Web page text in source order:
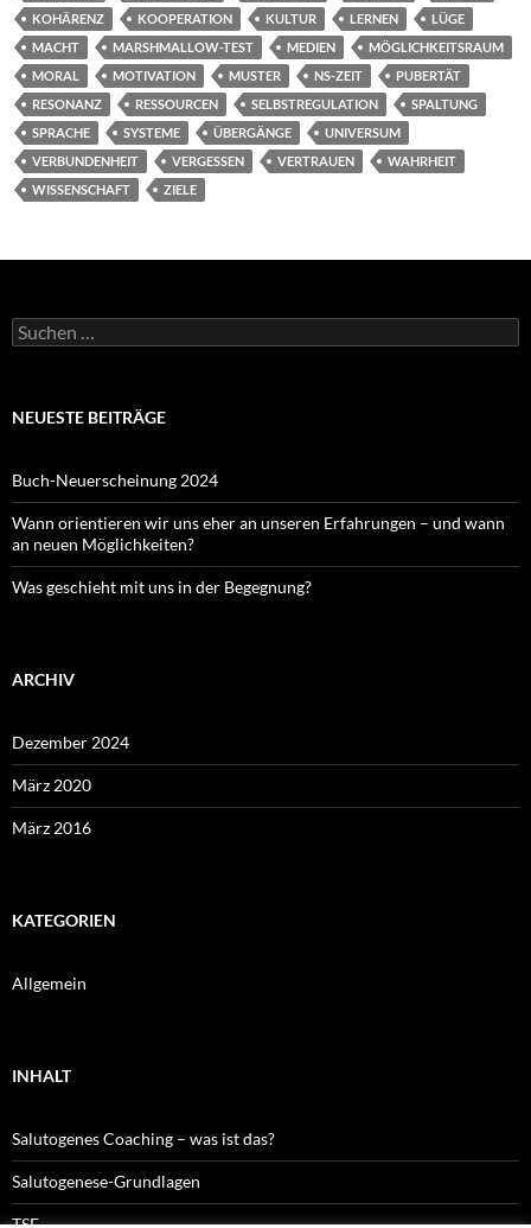
KOHÄRENZ
KOOPERATION KULTUR LERNEN
LÜGE
MACHT
MARSHMALLOW-TEST MEDIEN
MÖGLICHKEITSRAUM
MORAL
MOTIVATION MUSTER NS-ZEIT
PUBERTÄT
RESONANZ
RESSOURCEN SELBSTREGULATION
SPALTUNG
SPRACHE
SYSTEME ÜBERGÄNGE
UNIVERSUM
VERBUNDENHEIT
VERGESSEN VERTRAUEN
WAHRHEIT
WISSENSCHAFT
ZIELE
Suchen
nach:
NEUESTE BEITRÄGE
Buch-Neuerscheinung 2024
Wann orientieren wir uns eher an unseren Erfahrungen – und wann
an neuen Möglichkeiten?
Was geschieht mit uns in der Begegnung?
ARCHIV
Dezember 2024
März 2020
März 2016
KATEGORIEN
Allgemein
INHALT
Salutogenes Coaching – was ist das?
Salutogenese-Grundlagen